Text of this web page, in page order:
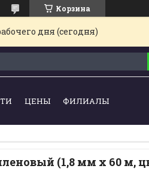
Корзина
дня (сегодня)
ЦЕНЫ ФИЛИАЛЫ
(1,8 мм х 60 м,